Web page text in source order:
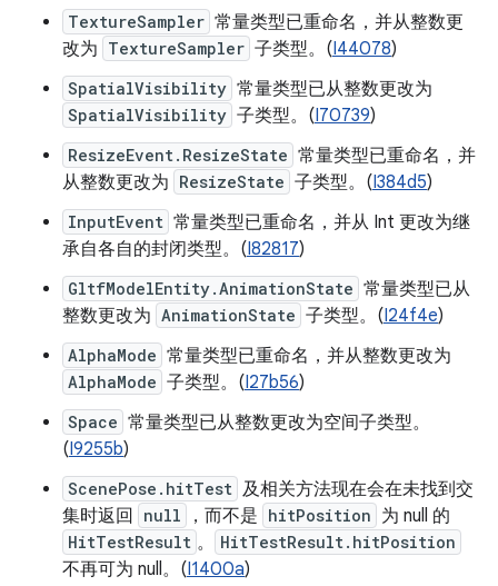
TextureSampler 常量类型已重命名，并从整数更
改为 TextureSampler 子类型。(I44078)
SpatialVisibility 常量类型已从整数更改为
SpatialVisibility 子类型。(I70739)
ResizeEvent.ResizeState 常量类型已重命名，并
从整数更改为 ResizeState 子类型。(I384d5)
InputEvent 常量类型已重命名，并从 Int 更改为继
承自各自的封闭类型。(I82817)
GltfModelEntity.AnimationState 常量类型已从
整数更改为 AnimationState 子类型。(I24f4e)
AlphaMode 常量类型已重命名，并从整数更改为
AlphaMode 子类型。(I27b56)
Space 常量类型已从整数更改为空间子类型。
(I9255b)
ScenePose.hitTest 及相关方法现在会在未找到交
集时返回
null ，而不是 hitPosition 为 null 的
HitTestResult 。 HitTestResult.hitPosition
不再可为 null。(I1400a)